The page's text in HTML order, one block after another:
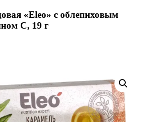
«Eleo» с облепиховым
С, 19 г